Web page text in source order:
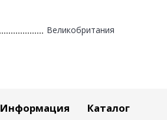
Великобритания
Информация Каталог